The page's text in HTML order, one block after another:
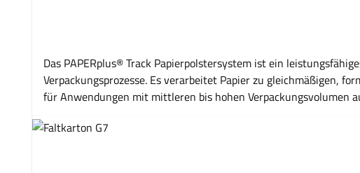
Das PAPERplus® Track Papierpolstersystem ist ein
Verpackungsprozesse. Es verarbeitet Papier zu gleichmäßigen,
für Anwendungen mit mittleren bis hohen Verpackungsvolumen
Fixieren und Hohlraumfüllung Unterstützt strukturierte und effiziente Verpackungsprozesse Ideal für kontinuierliche Anwendungen Flexibel einsetzbar für unterschiedliche